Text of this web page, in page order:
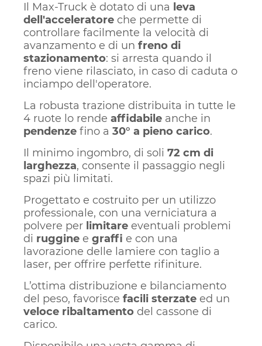
Il Max-Truck è dotato di una leva
dell'acceleratore che permette di
controllare facilmente la velocità di
avanzamento e di un freno di
stazionamento: si arresta quando il
freno viene rilasciato, in caso di caduta o
inciampo dell'operatore.
La robusta trazione distribuita in tutte le
4 ruote lo rende affidabile anche in
pendenze fino a 30° a pieno carico.
Il minimo ingombro, di soli 72 cm di
larghezza, consente il passaggio negli
spazi più limitati.
Progettato e costruito per un utilizzo
professionale, con una verniciatura a
polvere per limitare eventuali problemi
di ruggine e graffi e con una
lavorazione delle lamiere con taglio a
laser, per offrire perfette rifiniture.
L’ottima distribuzione e bilanciamento
del peso, favorisce facili sterzate ed un
veloce ribaltamento del cassone di
carico.